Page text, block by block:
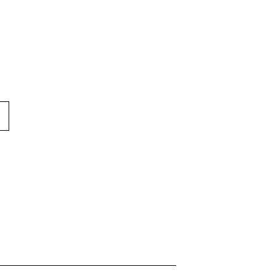
Bremssattel // Hydraulische
Bremssattel // Hydraulische
60 TPI, 29 x 2.40